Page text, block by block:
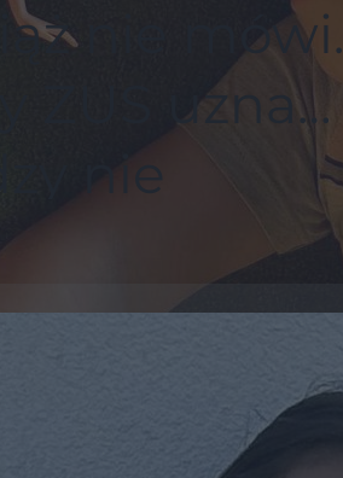
nie mówi.
ZUS uznali,
nie